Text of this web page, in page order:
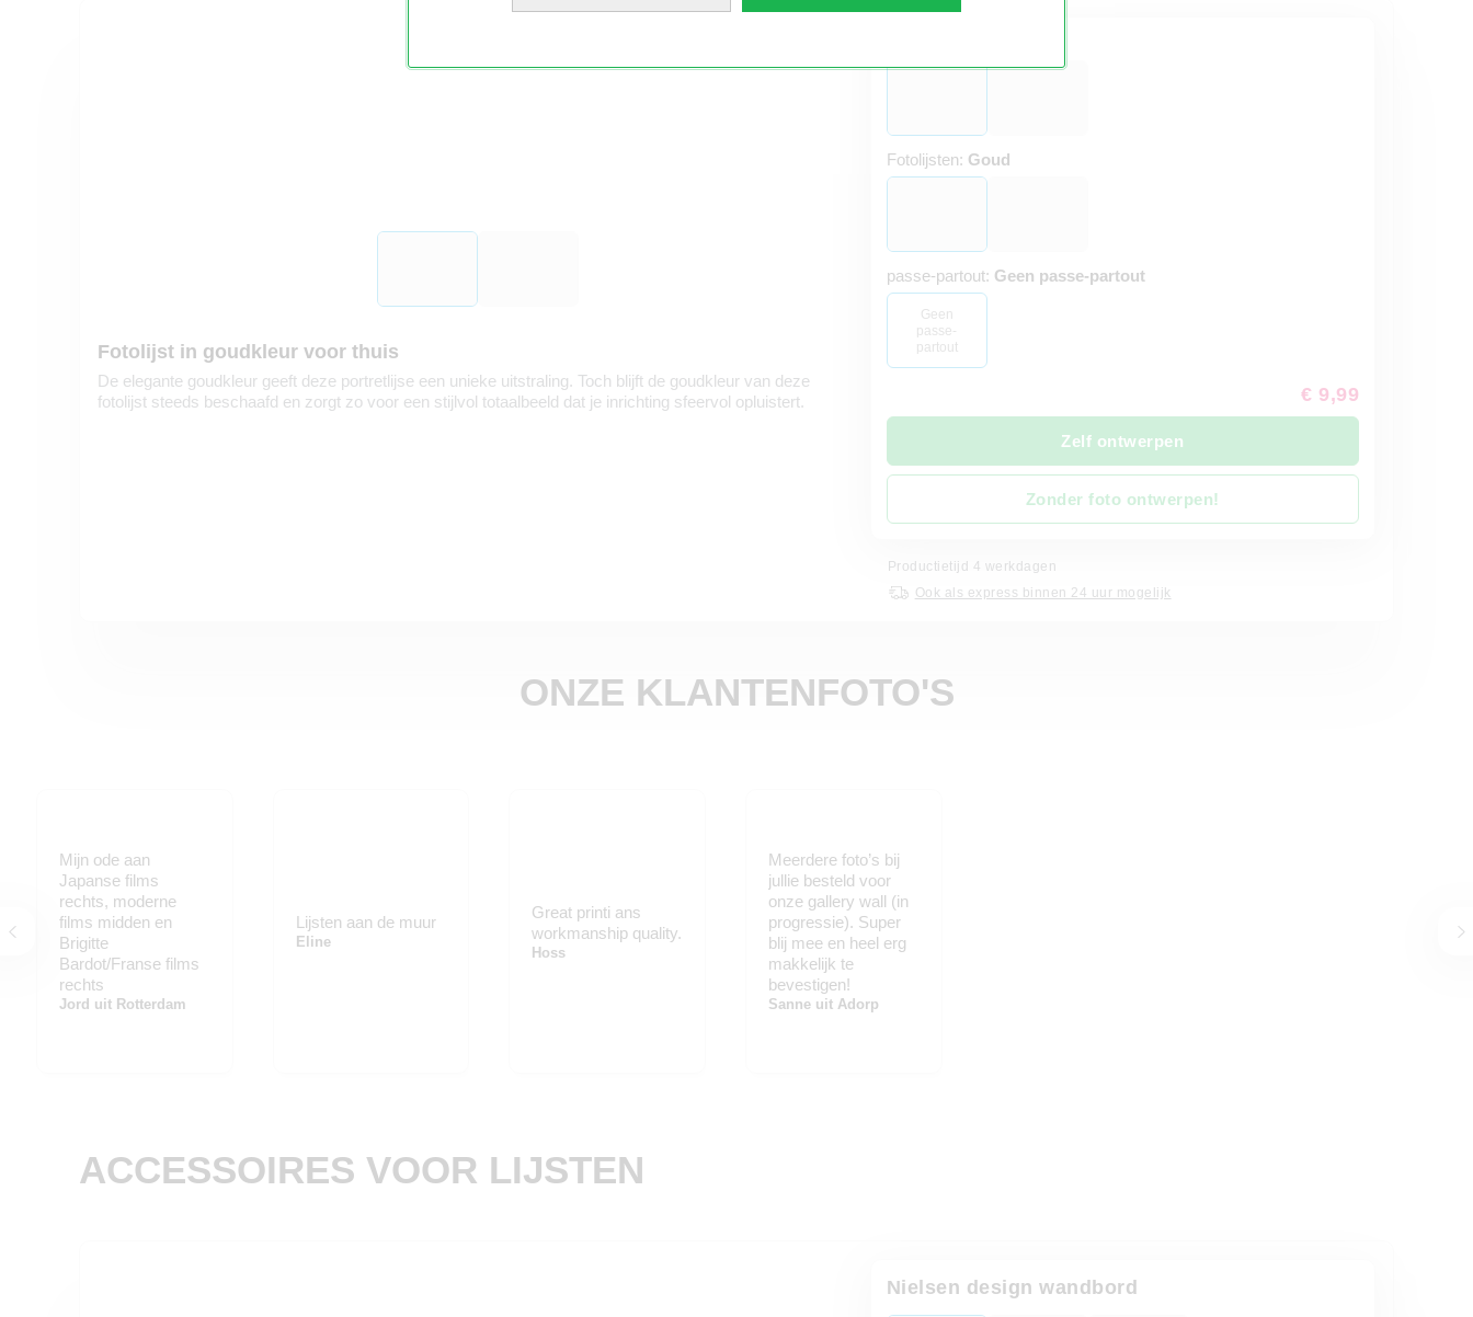
Fotolijst in goudkleur voor thuis
De elegante goudkleur geeft deze portretlijse een unieke uitstraling. Toch blijft de goudkleur van deze
fotolijst steeds beschaafd en zorgt zo voor een stijlvol totaalbeeld dat je inrichting sfeervol opluistert.
Fotolijsten: Goud
passe-partout: Geen passe-partout
Geen
passe-
partout
€ 9,99
Zelf ontwerpen
Zonder foto ontwerpen!
Productietijd 4 werkdagen
Ook als express binnen 24 uur mogelijk
ONZE KLANTENFOTO'S
Mijn ode aan
Japanse films
rechts, moderne
films midden en
Brigitte
Bardot/Franse films
rechts
Jord uit Rotterdam
Lijsten aan de muur
Eline
Great printi ans
workmanship quality.
Hoss
Meerdere foto’s bij
jullie besteld voor
onze gallery wall (in
progressie). Super
blij mee en heel erg
makkelijk te
bevestigen!
Sanne uit Adorp
ACCESSOIRES VOOR LIJSTEN
Nielsen design wandbord